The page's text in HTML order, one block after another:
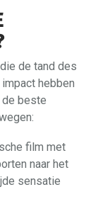
de tand des
hebben
de beste
film met
naar het
sensatie